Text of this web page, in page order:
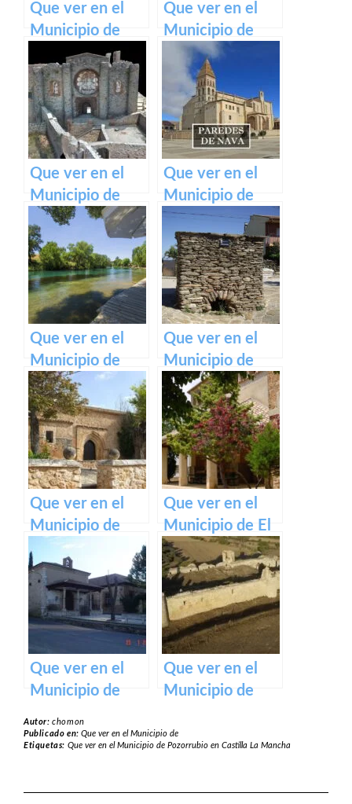
Que ver en el
Municipio de
Ossa de Montiel
en Castilla La
Mancha
Que ver en el
Municipio de
Yélamos de
Abajo en Castilla
La Mancha
Que ver en el
Municipio de
Aldea del Rey en
Castilla La
Mancha
Que ver en el
Municipio de
Paredes en
Castilla La
Mancha
Que ver en el
Municipio de
Zorita de los
Canes en
Castilla La
Mancha
Que ver en el
Municipio de
Zarzuela de
Jadraque en
Castilla La
Mancha
Que ver en el
Municipio de
Henche en
Castilla La
Mancha
Que ver en el
Municipio de El
Ballestero en
Castilla La
Mancha
Que ver en el
Municipio de
Castilla La
Que ver en el
Municipio de
Campo en
Autor:chomon
Publicado en:Que ver en el Municipio de
Etiquetas: Que ver en el Municipio de Pozorrubio en Castilla La Mancha